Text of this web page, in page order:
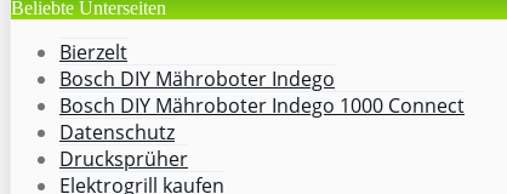
Beliebte Unterseiten
Bierzelt
Bosch DIY Mähroboter Indego
Bosch DIY Mähroboter Indego 1000 Connect
Datenschutz
Drucksprüher
Elektrogrill kaufen